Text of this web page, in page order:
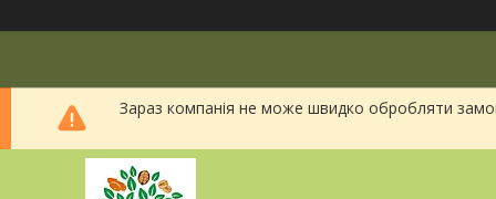
Зараз компанія не може швидко обробляти